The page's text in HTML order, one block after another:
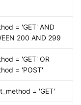
= 'GET' AND
200 AND 299
= 'GET' OR
= 'POST'
= 'GET'